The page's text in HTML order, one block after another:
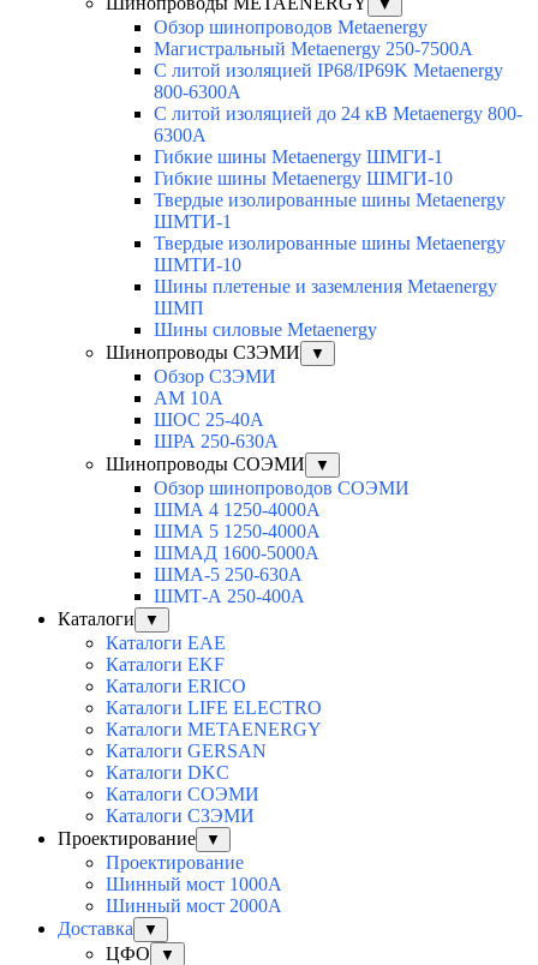
▼
Обзор шинопроводов Metaenergy
Магистральный Metaenergy 250-7500A
С литой изоляцией IP68/IP69K Metaenergy
800-6300A
С литой изоляцией до 24 кВ Metaenergy 800-
6300A
Гибкие шины Metaenergy ШМГИ-1
Гибкие шины Metaenergy ШМГИ-10
Твердые изолированные шины Metaenergy
ШМТИ-1
Твердые изолированные шины Metaenergy
ШМТИ-10
Шины плетеные и заземления Metaenergy
ШМП
Шины силовые Metaenergy
Шинопроводы СЗЭМИ
▼
Обзор СЗЭМИ
АМ 10А
ШОС 25-40А
ШРА 250-630А
Шинопроводы СОЭМИ
▼
Обзор шинопроводов СОЭМИ
ШМА 4 1250-4000А
ШМА 5 1250-4000А
ШМАД 1600-5000А
ШМА-5 250-630А
ШМТ-А 250-400А
Каталоги
▼
Каталоги EAE
Каталоги EKF
Каталоги ERICO
Каталоги LIFE ELECTRO
Каталоги METAENERGY
Каталоги GERSAN
Каталоги DKC
Каталоги СОЭМИ
Каталоги СЗЭМИ
Проектирование
▼
Проектирование
Шинный мост 1000А
Шинный мост 2000А
Доставка
▼
ЦФО ▼